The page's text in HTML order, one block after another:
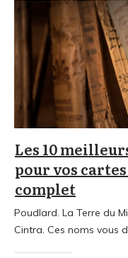
Les 10
pour vos
complet
Poudlard. La Terre du
Cintra. Ces noms vous